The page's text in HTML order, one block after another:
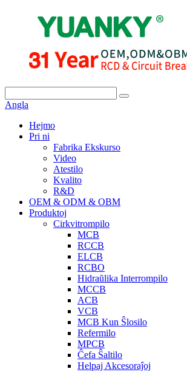
Angla
Hejmo
Pri ni
Fabrika Ekskurso
Video
Atestilo
Kvalito
R&D
OEM & ODM & OBM
Produktoj
Cirkvitrompilo
MCB
RCCB
ELCB
RCBO
Hidraŭlika Interrompilo
MCCB
ACB
VCB
MCB Kun Ŝlosilo
Refermilo
MPCB
Ĉefa Ŝaltilo
Helpaj Akcesoraĵoj